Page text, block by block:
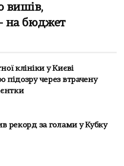
вишів,
на бюджет
клініки у Києві
підозру через втрачену
рекорд за голами у Кубку